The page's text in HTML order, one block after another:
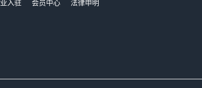
入驻 会员中心
法律申明